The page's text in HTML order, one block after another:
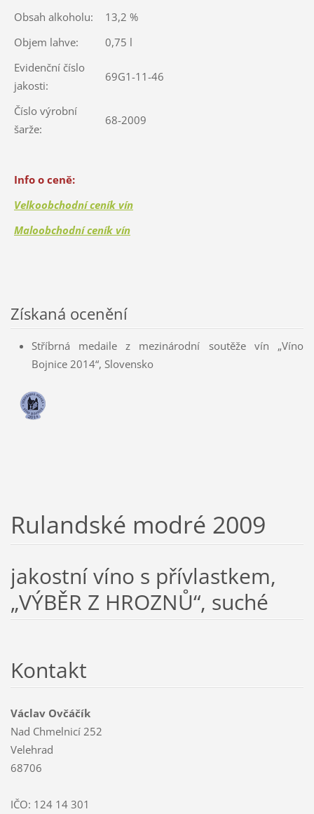
Obsah alkoholu:
13,2 %
Objem lahve:
0,75 l
Evidenční číslo
jakosti:
69G1-11-46
Číslo výrobní
šarže:
68-2009
Info o ceně:
Velkoobchodní ceník vín
Maloobchodní ceník vín
Získaná ocenění
Stříbrná medaile z mezinárodní soutěže vín „Víno
Bojnice 2014“, Slovensko
Rulandské modré 2009
jakostní víno s přívlastkem,
„VÝBĚR Z HROZNŮ“, suché
Kontakt
Václav Ovčáčík
Nad Chmelnicí 252
Velehrad
68706
IČO: 124 14 301